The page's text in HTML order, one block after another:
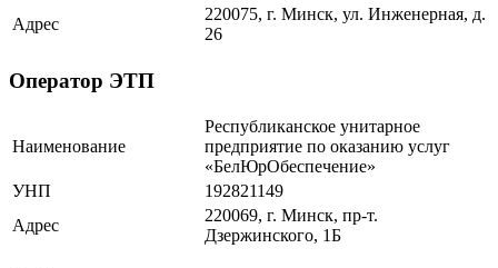
Адрес
220075, г. Минск, ул. Инженерная, д.
26
Оператор ЭТП
Наименование
Республиканское унитарное
предприятие по оказанию услуг
«БелЮрОбеспечение»
УНП
192821149
Адрес
220069, г. Минск, пр-т.
Дзержинского, 1Б